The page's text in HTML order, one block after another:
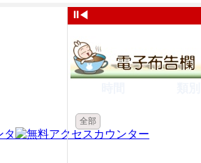
⏸◀
全部